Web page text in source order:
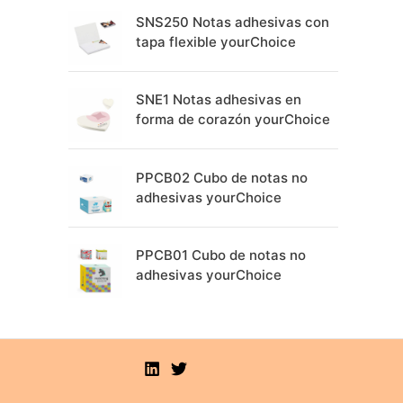
SNS250 Notas adhesivas con
tapa flexible yourChoice
SNE1 Notas adhesivas en
forma de corazón yourChoice
PPCB02 Cubo de notas no
adhesivas yourChoice
PPCB01 Cubo de notas no
adhesivas yourChoice